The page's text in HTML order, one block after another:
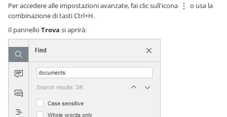
Per accedere alle impostazioni avanzate, fai clic sull'icona
o usa la
combinazione di tasti Ctrl+H.
Il pannello Trova si aprirà: